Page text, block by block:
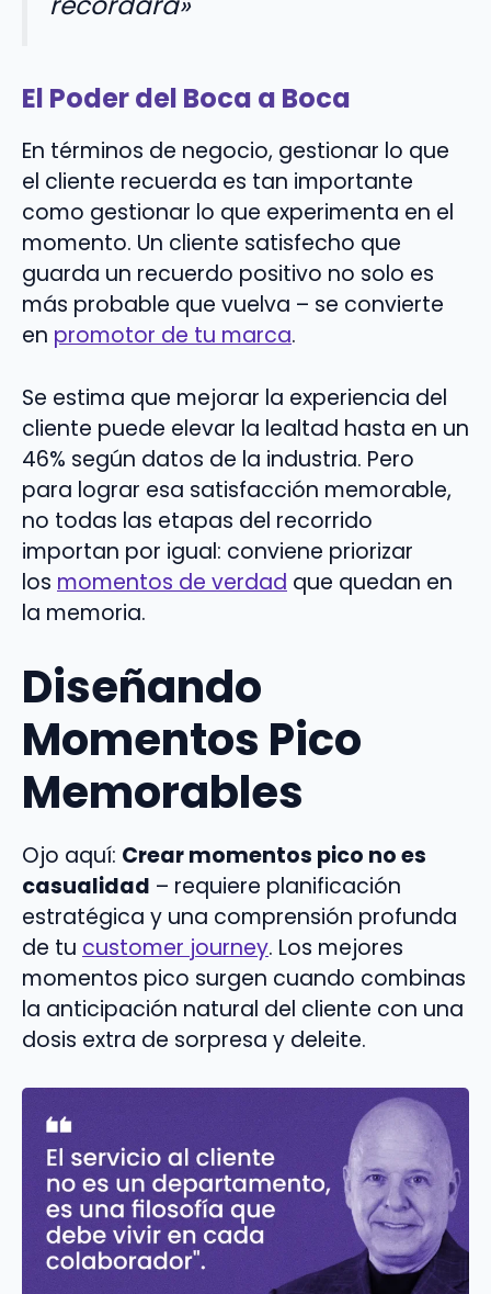
El Poder del Boca a Boca
En términos de negocio, gestionar lo que
el cliente recuerda es tan importante
como gestionar lo que experimenta en el
momento. Un cliente satisfecho que
guarda un recuerdo positivo no solo es
más probable que vuelva – se convierte
en promotor de tu marca.
Se estima que mejorar la experiencia del
cliente puede elevar la lealtad hasta en un
46% según datos de la industria. Pero
para lograr esa satisfacción memorable,
no todas las etapas del recorrido
importan por igual: conviene priorizar
los momentos de verdad que quedan en
la memoria.
Diseñando
Momentos Pico
Memorables
Ojo aquí: Crear momentos pico no es
casualidad – requiere planificación
estratégica y una comprensión profunda
de tu customer journey. Los mejores
momentos pico surgen cuando combinas
la anticipación natural del cliente con una
dosis extra de sorpresa y deleite.